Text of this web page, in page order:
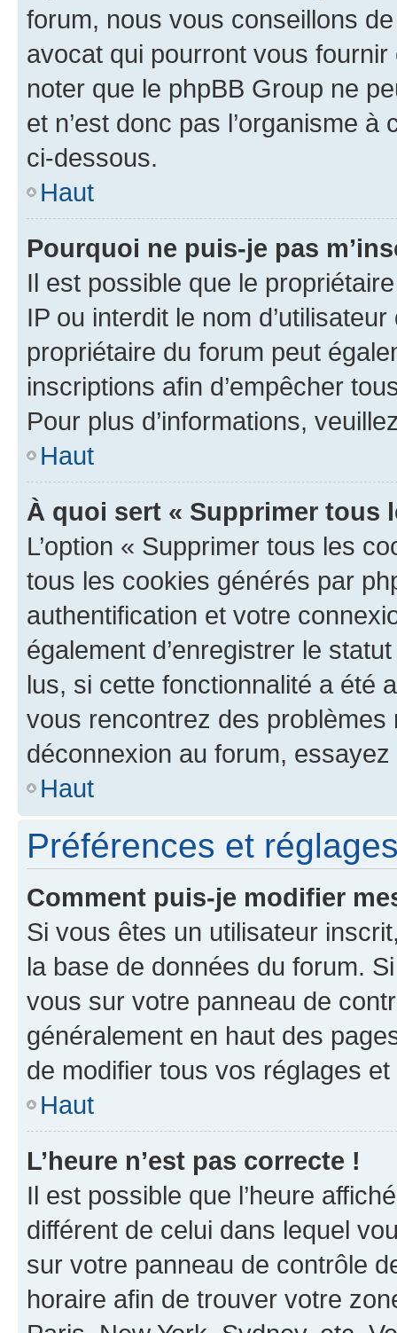
forum, nous vous conseillons
avocat qui pourront vous
noter que le phpBB Group ne
et n’est donc pas l’organisme
ci-dessous.
Haut
Pourquoi ne puis-je pas
Il est possible que le
IP ou interdit le nom
propriétaire du forum peut
inscriptions afin d’empêcher
Pour plus d’informations,
Haut
À quoi sert « Supprimer tous
L’option « Supprimer tous les
tous les cookies générés par
authentification et votre
également d’enregistrer le
lus, si cette fonctionnalité a été
vous rencontrez des
déconnexion au forum,
Haut
Préférences et
Comment puis-je modifier
Si vous êtes un utilisateur
la base de données du forum.
vous sur votre panneau de
généralement en haut des
de modifier tous vos réglages
Haut
L’heure n’est pas correcte !
Il est possible que l’heure
différent de celui dans lequel
sur votre panneau de contrôle
horaire afin de trouver votre